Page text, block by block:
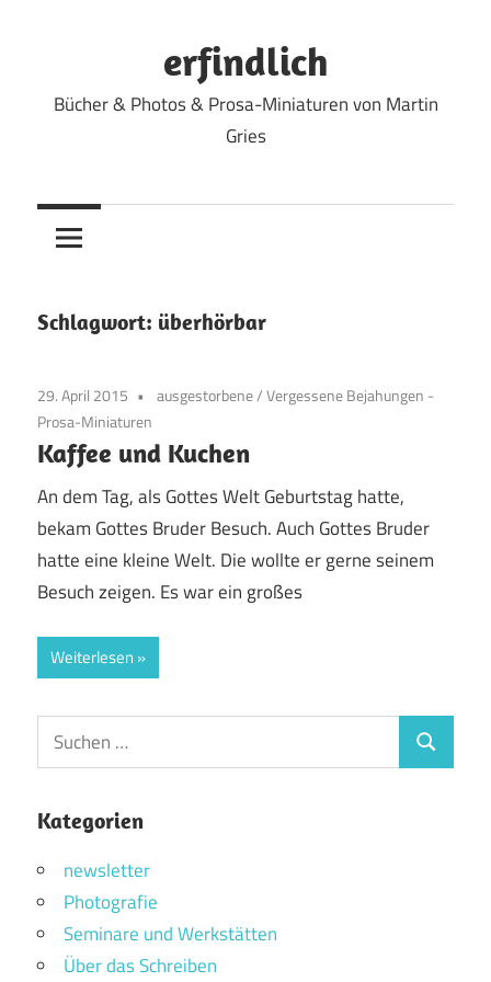
erfindlich
Bücher & Photos & Prosa-Miniaturen von Martin
Gries
Schlagwort: überhörbar
29. April 2015 ausgestorbene/Vergessene Bejahungen -
Prosa-Miniaturen
Kaffee und Kuchen
An dem Tag, als Gottes Welt Geburtstag hatte,
bekam Gottes Bruder Besuch. Auch Gottes Bruder
hatte eine kleine Welt. Die wollte er gerne seinem
Besuch zeigen. Es war ein großes
Weiterlesen
Suchen
nach:
Suchen
Kategorien
newsletter
Photografie
Seminare und Werkstätten
Über das Schreiben